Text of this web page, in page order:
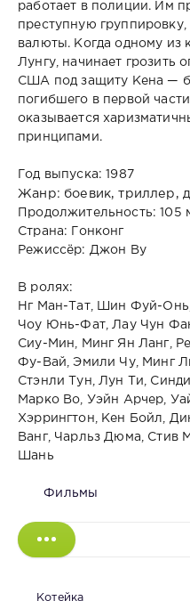
работает в полиции. Им
преступную
валюты. Когда одному из
Лунгу, начинает грозить
США под защиту Кена —
погибшего в первой
оказывается
принципами.
Год выпуска: 1987
Жанр: боевик, триллер,
Продолжительность: 105
Страна: Гонконг
Режиссёр: Джон Ву
В ролях:
Нг Ман-Тат, Шин Фуй-
Чоу Юнь-Фат, Лау Чун
Сиу-Мин, Минг Ян Ланг,
Фу-Вай, Эмили Чу, Минг
Стэнли Тун, Лун Ти,
Марко Во, Уэйн Арчер,
Хэррингтон, Кен Бойл,
Ванг, Чарльз Дюма, Стив
Шань
Фильмы
Котейка